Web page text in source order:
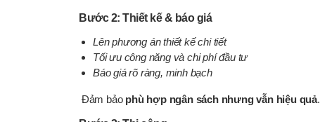
Bước 2: Thiết kế & báo giá
Lên phương án thiết kế chi tiết
Tối ưu công năng và chi phí đầu tư
Báo giá rõ ràng, minh bạch
Đảm bảo phù hợp ngân sách nhưng vẫn hiệu quả.